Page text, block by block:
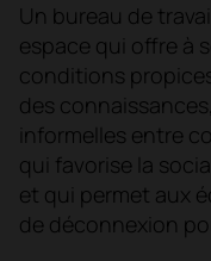
Un bureau de
espace qui offre à
conditions
des
informelles entre
qui favorise la
et qui permet aux
de déconnexion